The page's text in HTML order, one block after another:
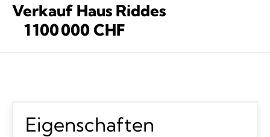
Verkauf Haus Riddes
1 100 000 CHF
Eigenschaften